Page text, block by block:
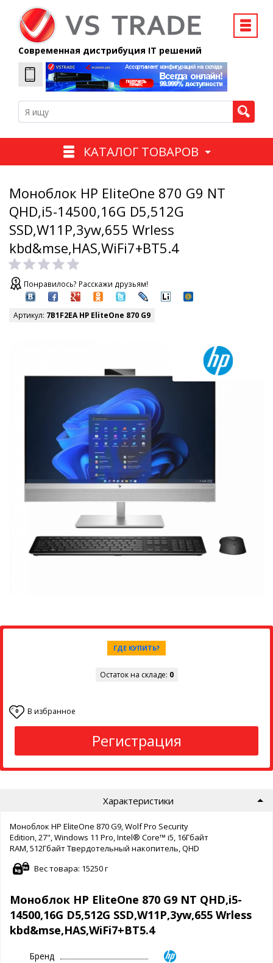
Современная дистрибуция IT решений
КАТАЛОГ ТОВАРОВ
Моноблок HP EliteOne 870 G9 NT
QHD,i5-14500,16G D5,512G
SSD,W11P,3yw,655 Wrless
kbd&mse,HAS,WiFi7+BT5.4
Понравилось? Расскажи друзьям!
Артикул: 7B1F2EA HP EliteOne 870 G9
ГДЕ КУПИТЬ?
Остаток на складе: 0
0 В избранное
Регистрация
Характеристики
Моноблок HP EliteOne 870 G9, Wolf Pro Security
Edition, 27", Windows 11 Pro, Intel® Core™ i5, 16Гбайт
RAM, 512Гбайт Твердотельный накопитель, QHD
Вес товара: 15250 г
Моноблок HP EliteOne 870 G9 NT QHD,i5-
14500,16G D5,512G SSD,W11P,3yw,655 Wrless
kbd&mse,HAS,WiFi7+BT5.4
Бренд